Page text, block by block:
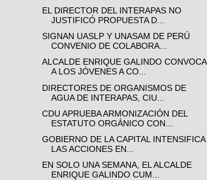
EL DIRECTOR DEL INTERAPAS NO
JUSTIFICÓ PROPUESTA D...
SIGNAN UASLP Y UNASAM DE PERÚ
CONVENIO DE COLABORA...
ALCALDE ENRIQUE GALINDO CONVOCA
A LOS JÓVENES A CO...
DIRECTORES DE ORGANISMOS DE
AGUA DE INTERAPAS, CIU...
CDU APRUEBA ARMONIZACIÓN DEL
ESTATUTO ORGÁNICO CON...
GOBIERNO DE LA CAPITAL INTENSIFICA
LAS ACCIONES EN...
EN SOLO UNA SEMANA, EL ALCALDE
ENRIQUE GALINDO CUM...